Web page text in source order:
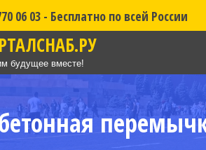
06 03 - Бесплатно по всей России
будущее вместе!